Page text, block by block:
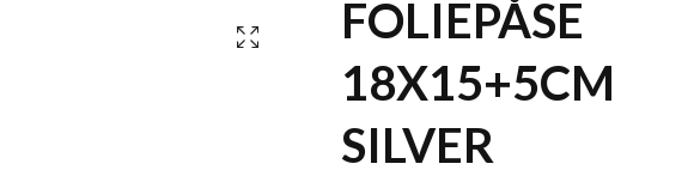
FOLIEPÅSE
18X15+5CM
SILVER